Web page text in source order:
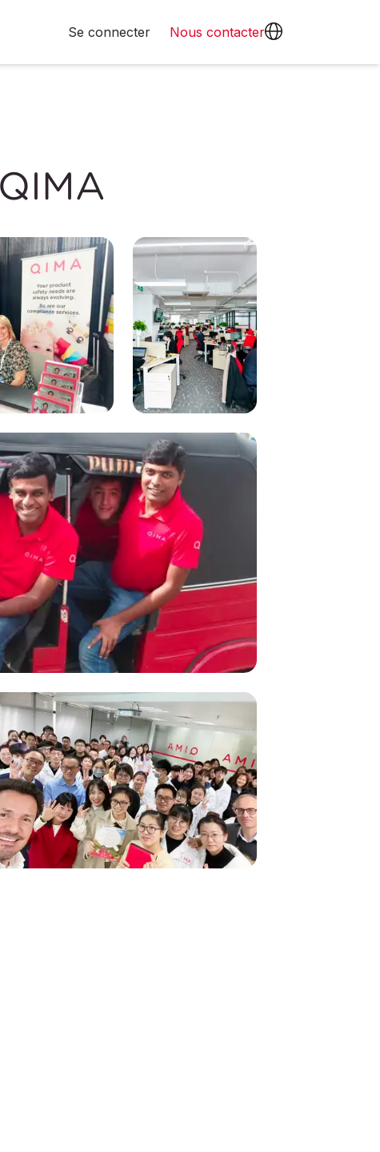
Se connecter Nous contacter